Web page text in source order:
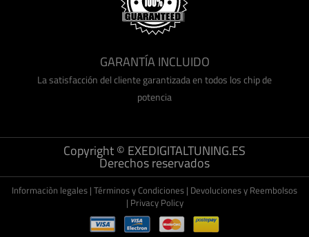
GARANTÍA INCLUIDO
La satisfacción del cliente garantizada en todos los chip de
potencia
Copyright © EXEDIGITALTUNING.ES
Derechos reservados
Informaciòn legales | Términos y Condiciones | Devoluciones y Reembolsos
| Privacy Policy